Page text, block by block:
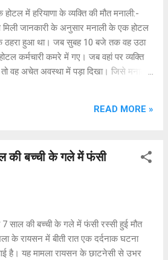
के अधिकारी उपस्थित थे।
होटल में हरियाणा के व्यक्ति की मौत मनाली:-
जानकारी के अनुसार मनाली के एक होटल
ठहरा हुआ था। जब सुबह 10 बजे तक वह उठा
कर्मचारी कमरे में गए। जब वहां पर व्यक्ति
वह अचेत अवस्था में पड़ा दिखा। जिसे मनाली
वहीं, मनाली पुलिस ने इसकी जानकारी मृतक
रहा है कि इसकी मृत्यु हार्ट अटैक होने के कारण
किया गया। उन्होंने कहा कि मृतक व्यक्ति की
कुमार पुत्र संजय कुमार निवासी प्लाट
गांव सारंगपुर धुरकरा अंबाला हरियाणा के रूप में
READ MORE »
की बच्ची के गले में फंसी
साल की बच्ची के गले में फंसी रस्सी हुई मौत
के रायसन में बीती रात एक दर्दनाक घटना
है। यह मामला रायसन के छाटनेसी से उभर